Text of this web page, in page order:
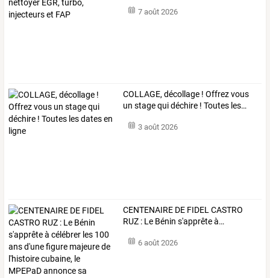
7 août 2026
COLLAGE, décollage ! Offrezvous
un stagequidéchire ! Toutes les…
3 août 2026
CENTENAIRE DE FIDEL CASTRO
RUZ : Le Bénin s'apprêteà…
6 août 2026